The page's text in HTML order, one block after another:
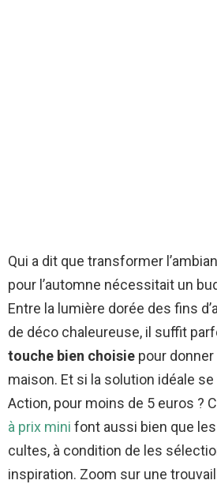
Qui a dit que transformer
pour l’automne nécessitait un
Entre la lumière dorée des fins
de déco chaleureuse, il suffit
touche bien choisie pour
maison. Et si la solution idéale
Action, pour moins de 5 euros ?
à prix mini font aussi bien que
cultes, à condition de les
inspiration. Zoom sur une